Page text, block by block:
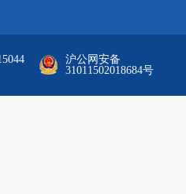
沪公网安备
31011502018684号